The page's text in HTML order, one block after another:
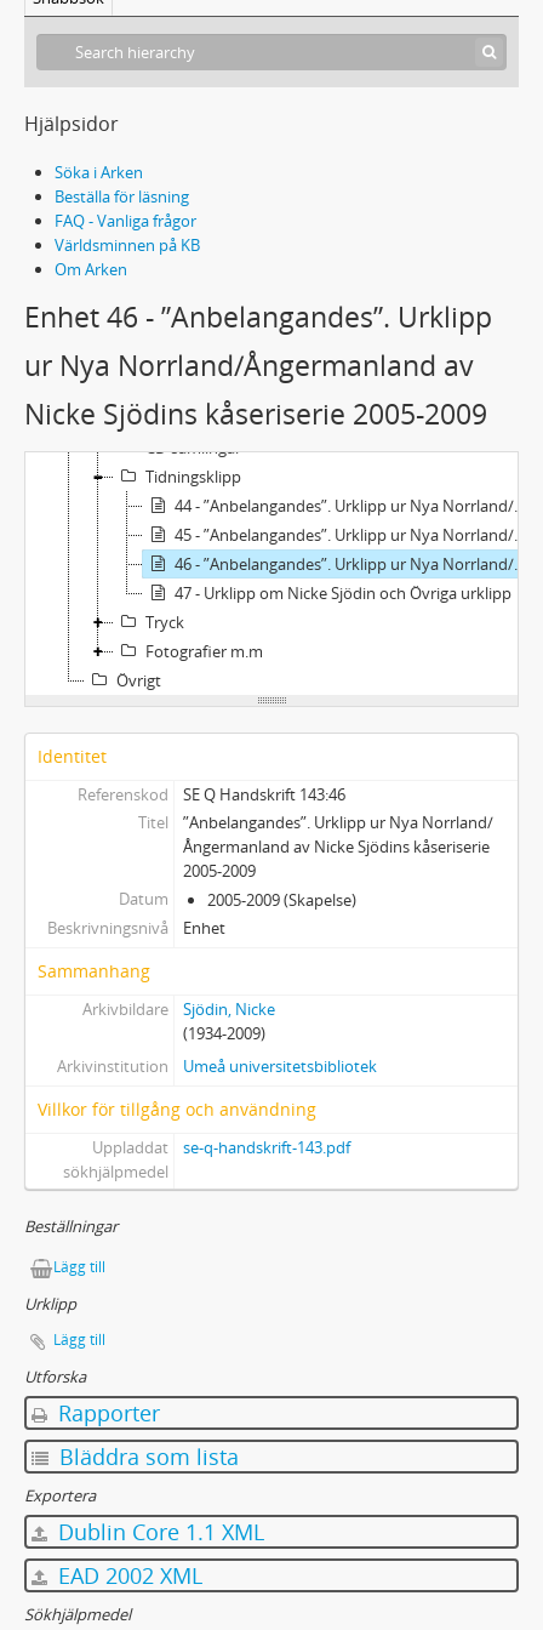
Hjälpsidor
Söka i Arken
Beställa för läsning
FAQ - Vanliga frågor
Världsminnen på KB
Om Arken
Enhet 46 - ”Anbelangandes”. Urklipp
ur Nya Norrland/Ångermanland av
Nicke Sjödins kåseriserie 2005-2009
Handskrift 143 - Nils-Eric "Nicke" Sjödins arkiv
Personliga handlingar
Manuskript och egna verk
Korrespondens
Ämnesordnade handlingar
Samlingar
Kassettinspelningar
CD-samlingar
Tidningsklipp
44 - ”Anbelangandes”. Urklipp ur Nya Norrland/Ångermanland av Nicke Sjödins kåseriserie 1991-1996
45 - ”Anbelangandes”. Urklipp ur Nya Norrland/Ångermanland av Nicke Sjödins kåseriserie 1996-2005
46 - ”Anbelangandes”. Urklipp ur Nya Norrland/Ångermanland av Nicke Sjödins kåseriserie 2005-2009
47 - Urklipp om Nicke Sjödin och Övriga urklipp
Tryck
Fotografier m.m
Övrigt
Identitet
Referenskod
SE Q Handskrift 143:46
Titel
”Anbelangandes”. Urklipp ur Nya Norrland/
Ångermanland av Nicke Sjödins kåseriserie
2005-2009
Datum
2005-2009 (Skapelse)
Beskrivningsnivå
Enhet
Sammanhang
Arkivbildare
Sjödin, Nicke
(1934-2009)
Arkivinstitution
Umeå universitetsbibliotek
Villkor för tillgång och användning
Uppladdat
sökhjälpmedel
se-q-handskrift-143.pdf
Beställningar
Lägg till
Urklipp
Lägg till
Utforska
Rapporter
Bläddra som lista
Exportera
Dublin Core 1.1 XML
EAD 2002 XML
Sökhjälpmedel